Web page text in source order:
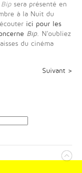
Bip sera présenté en
à la Nuit du
ici pour les
Bip. N'oubliez
du cinéma
Suivant >